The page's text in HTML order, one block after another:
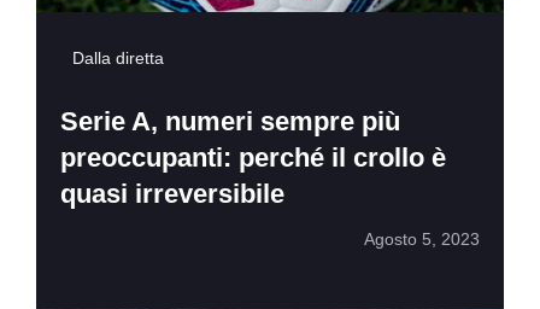
Dalla diretta
Serie A, numeri sempre più
preoccupanti: perché il crollo è
quasi irreversibile
Agosto 5, 2023